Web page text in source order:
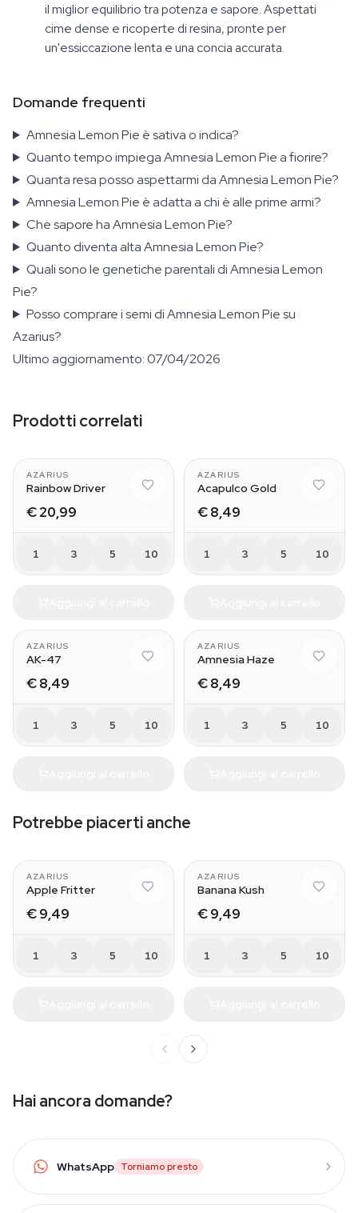
il miglior equilibrio tra potenza e sapore. Aspettati
cime dense e ricoperte di resina, pronte per
un'essiccazione lenta e una concia accurata.
Domande frequenti
Amnesia Lemon Pie è sativa o indica?
Quanto tempo impiega Amnesia Lemon Pie a fiorire?
Quanta resa posso aspettarmi da Amnesia Lemon Pie?
Amnesia Lemon Pie è adatta a chi è alle prime armi?
Che sapore ha Amnesia Lemon Pie?
Quanto diventa alta Amnesia Lemon Pie?
Quali sono le genetiche parentali di Amnesia Lemon
Pie?
Posso comprare i semi di Amnesia Lemon Pie su
Azarius?
Ultimo aggiornamento: 07/04/2026
Prodotti correlati
AZARIUS
Rainbow Driver
€ 20,99
1 3 5 10
AZARIUS
Acapulco Gold
€ 8,49
1 3 5 10
AZARIUS
AK-47
€ 8,49
1 3 5 10
AZARIUS
Amnesia Haze
€ 8,49
1 3 5 10
Potrebbe piacerti anche
AZARIUS
Apple Fritter
€ 9,49
1 3 5 10
AZARIUS
Banana Kush
€ 9,49
1 3 5 10
Hai ancora domande?
WhatsApp Torniamo presto